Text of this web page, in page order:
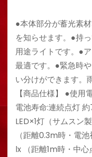
●本体部分が蓄光素
を知らせます。●持
用途ライトです。●
最適です。●緊急時
い分けができます。
【商品仕様】 ●使
電池寿命:連続点灯
LED×1灯（サムスン
（距離0.3m時・電
lx （距離1m時・中